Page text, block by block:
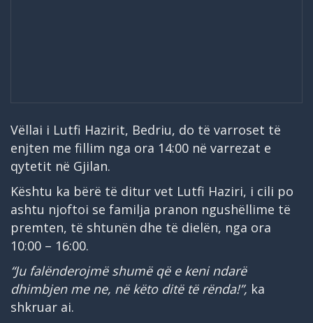
Vëllai i Lutfi Hazirit, Bedriu, do të varroset të
enjten me fillim nga ora 14:00 në varrezat e
qytetit në Gjilan.
Kështu ka bërë të ditur vet Lutfi Haziri, i cili po
ashtu njoftoi se familja pranon ngushëllime të
premten, të shtunën dhe të dielën, nga ora
10:00 – 16:00.
“Ju falënderojmë shumë që e keni ndarë
dhimbjen me ne, në këto ditë të rënda!”, ka
shkruar ai.